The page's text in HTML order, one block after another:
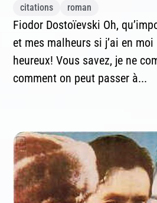
citations roman
Fiodor Dostoïevski Oh,
et mes malheurs si j’ai en moi
heureux! Vous savez, je ne
comment on peut passer à...